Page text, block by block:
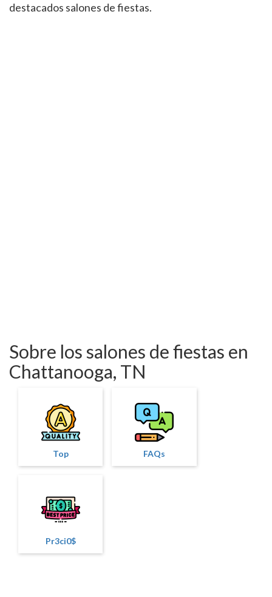
destacados salones de fiestas.
Sobre los salones de fiestas en
Chattanooga, TN
Top FAQs
Pr3ci0$